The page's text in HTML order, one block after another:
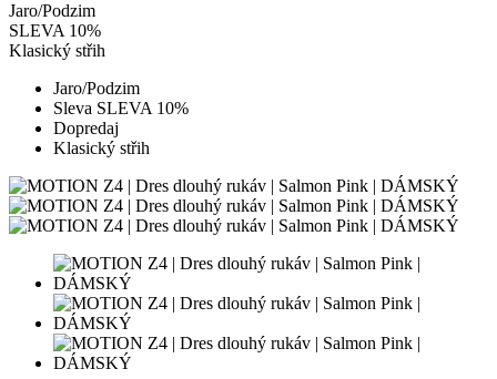
Jaro/Podzim
SLEVA 10%
Klasický střih
Jaro/Podzim
Sleva SLEVA 10%
Dopredaj
Klasický střih